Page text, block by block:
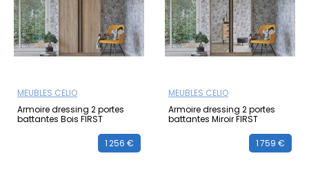
MEUBLES CELIO
Armoire dressing 2 portes
battantes Bois FIRST
1 256 €
MEUBLES CELIO
Armoire dressing 2 portes
battantes Miroir FIRST
1 759 €